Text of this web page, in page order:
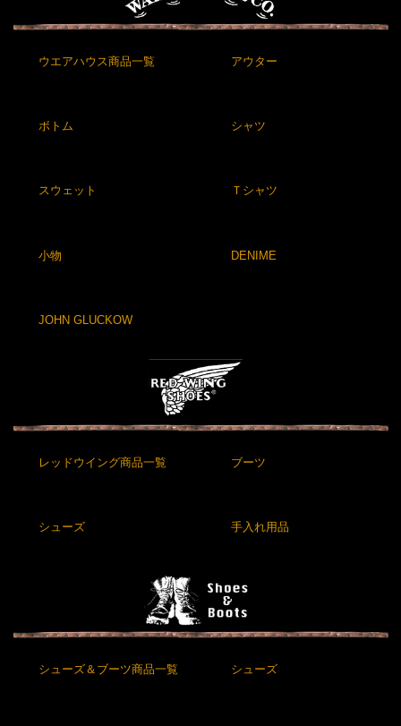
ウエアハウス商品一覧 アウター
ボトム シャツ
スウェット Ｔシャツ
小物 DENIME
JOHN GLUCKOW
レッドウイング商品一覧 ブーツ
シューズ 手入れ用品
シューズ＆ブーツ商品一覧 シューズ